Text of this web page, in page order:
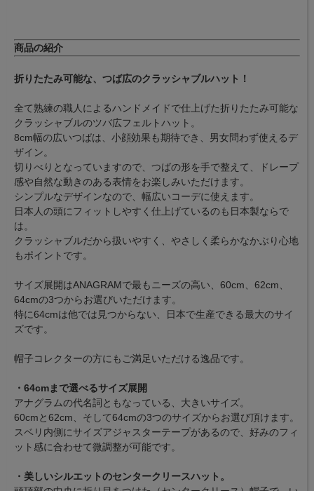
商品の紹介
折りたたみ可能な、つば広のクラッシャブルハット！
全て熟練の職人によるハンドメイドで仕上げた折りたたみ可能な
クラッシャブルのツバ広フェルトハット。
8cm幅の広いつばは、小顔効果も期待でき、男女問わず使えるデ
ザイン。
切りべりとなっていますので、つばの形を手で整えて、ドレープ
感や自然な動きのある表情をお楽しみいただけます。
シンプルなデザインなので、幅広いコーデに使えます。
日本人の頭にフィットしやすく仕上げているのも日本製ならで
は。
クラッシャブルだから扱いやすく、やさしく柔らかなかぶり心地
もポイントです。
サイズ展開はANAGRAMで最もニーズの高い、60cm、62cm、
64cmの3つからお選びいただけます。
特に64cmは他では見つからない、日本で生産できる最大のサイ
ズです。
帽子コレクターの方にもご満足いただける逸品です。
・64cmまで選べるサイズ展開
アナグラムの代名詞ともなっている、大きいサイズ。
60cmと62cm、そして64cmの3つのサイズからお選び頂けます。
スベリ内側にサイズアジャスターテープがあるので、好みのフィ
ット感に合わせて微調整が可能です。
・美しいシルエットのセンタークリースハット。